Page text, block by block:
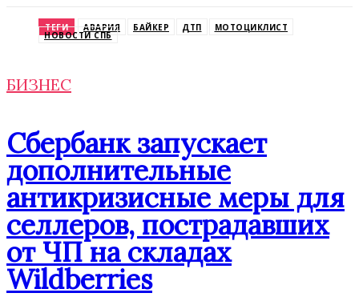
ТЕГИ АВАРИЯ БАЙКЕР ДТП МОТОЦИКЛИСТ
НОВОСТИ СПБ
БИЗНЕС
Сбербанк запускает
дополнительные
антикризисные меры для
селлеров, пострадавших
от ЧП на складах
Wildberries